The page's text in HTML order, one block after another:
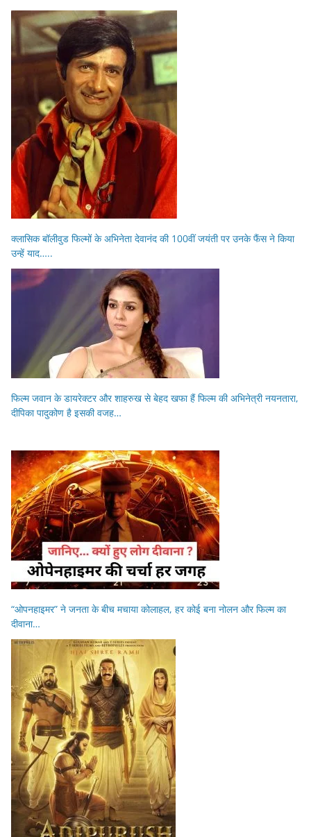
क्लासिक बॉलीवुड फिल्मों के अभिनेता देवानंद की 100वीं जयंती पर उनके फैंस ने किया
उन्हें याद…..
फिल्म जवान के डायरेक्टर और शाहरुख से बेहद खफा हैं फिल्म की अभिनेत्री नयनतारा,
दीपिका पादुकोण है इसकी वजह…
“ओपनहाइमर” ने जनता के बीच मचाया कोलाहल, हर कोई बना नोलन और फिल्म का
दीवाना…